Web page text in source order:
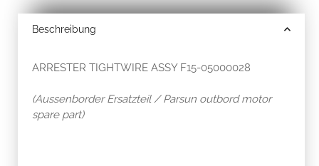
Beschreibung
ARRESTER TIGHTWIRE ASSY F15-05000028
(Aussenborder Ersatzteil / Parsun outbord motor
spare part)